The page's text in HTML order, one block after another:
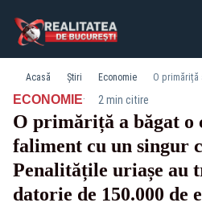
Acasă Știri Economie
ECONOMIE· 2 min citire
O primăriță a băgat o
faliment cu un singur
Penalitățile uriașe au
datorie de 150.000 de